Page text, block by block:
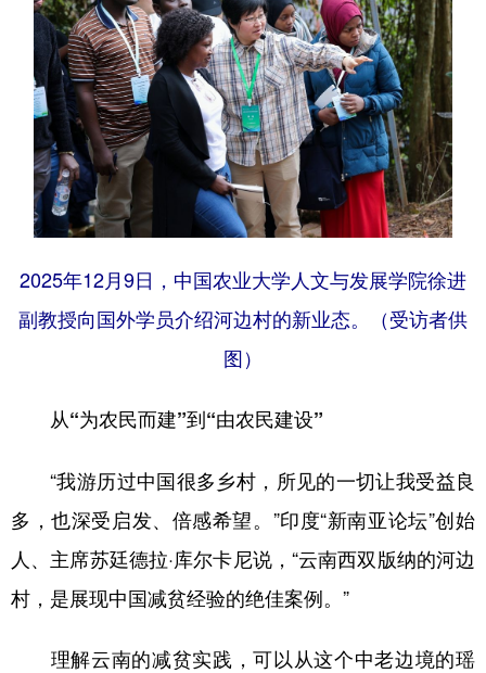
2025年12月9日，中国农业大学人文与发展学院徐进
副教授向国外学员介绍河边村的新业态。（受访者供
图）
从“为农民而建”到“由农民建设”
“我游历过中国很多乡村，所见的一切让我受益良
多，也深受启发、倍感希望。”印度“新南亚论坛”创始
人、主席苏廷德拉·库尔卡尼说，“云南西双版纳的河边
村，是展现中国减贫经验的绝佳案例。”
理解云南的减贫实践，可以从这个中老边境的瑶